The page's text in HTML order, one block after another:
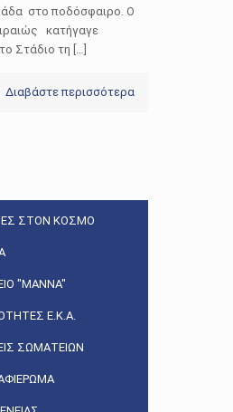
στο ποδόσφαιρο. Ο
κατήγαγε
Στάδιο τη […]
Διαβάστε περισσότερα
ΣΤΟΝ ΚΟΣΜΟ
"ΜΑΝΝΑ"
Ε.Κ.Α.
ΣΩΜΑΤΕΙΩΝ